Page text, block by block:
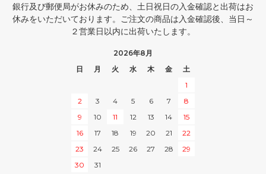
銀行及び郵便局がお休みのため、土日祝日の入金確認と出荷はお
休みをいただいております。ご注文の商品は入金確認後、当日～
２営業日以内に出荷いたします。
2026年8月
日
月 火 水 木 金
土
1
2
3 4 5 6 7
8
9
10 11 12 13 14
15
16
17 18 19 20 21
22
23
24 25 26 27 28
29
30
31